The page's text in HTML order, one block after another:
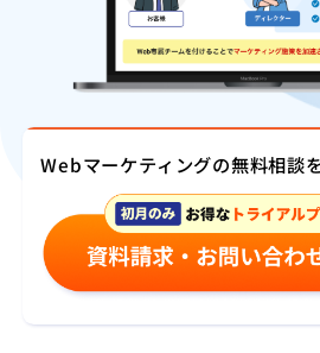
Webマーケティングの無料相談